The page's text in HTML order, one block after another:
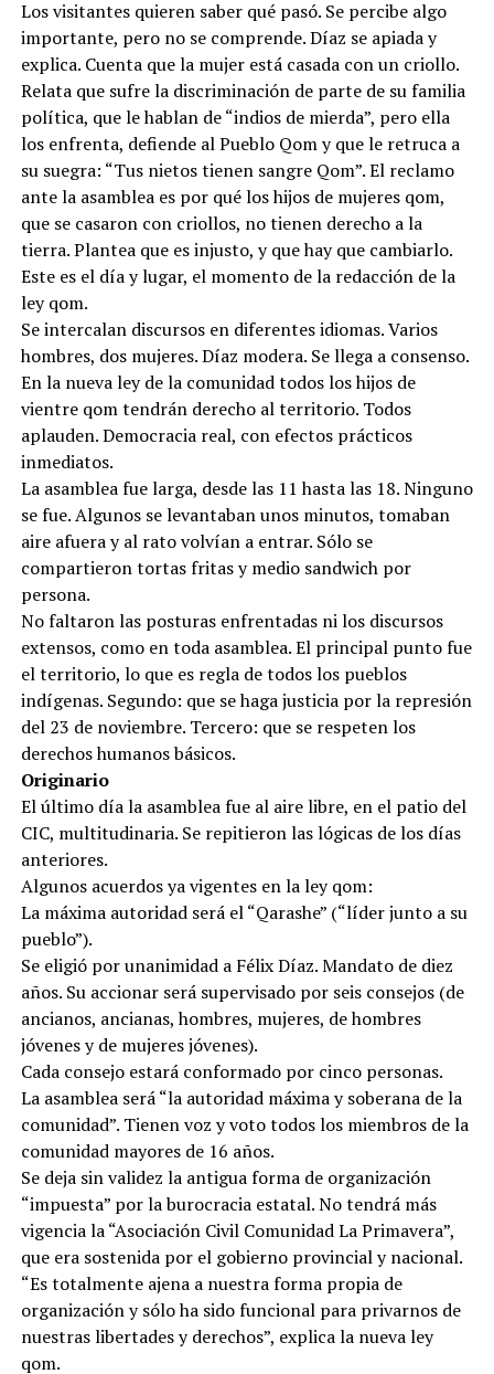
Los visitantes quieren saber qué pasó. Se percibe algo
importante, pero no se comprende. Díaz se apiada y
explica. Cuenta que la mujer está casada con un criollo.
Relata que sufre la discriminación de parte de su familia
política, que le hablan de “indios de mierda”, pero ella
los enfrenta, defiende al Pueblo Qom y que le retruca a
su suegra: “Tus nietos tienen sangre Qom”. El reclamo
ante la asamblea es por qué los hijos de mujeres qom,
que se casaron con criollos, no tienen derecho a la
tierra. Plantea que es injusto, y que hay que cambiarlo.
Este es el día y lugar, el momento de la redacción de la
ley qom.
Se intercalan discursos en diferentes idiomas. Varios
hombres, dos mujeres. Díaz modera. Se llega a consenso.
En la nueva ley de la comunidad todos los hijos de
vientre qom tendrán derecho al territorio. Todos
aplauden. Democracia real, con efectos prácticos
inmediatos.
La asamblea fue larga, desde las 11 hasta las 18. Ninguno
se fue. Algunos se levantaban unos minutos, tomaban
aire afuera y al rato volvían a entrar. Sólo se
compartieron tortas fritas y medio sandwich por
persona.
No faltaron las posturas enfrentadas ni los discursos
extensos, como en toda asamblea. El principal punto fue
el territorio, lo que es regla de todos los pueblos
indígenas. Segundo: que se haga justicia por la represión
del 23 de noviembre. Tercero: que se respeten los
derechos humanos básicos.
Originario
El último día la asamblea fue al aire libre, en el patio del
CIC, multitudinaria. Se repitieron las lógicas de los días
anteriores.
Algunos acuerdos ya vigentes en la ley qom:
La máxima autoridad será el “Qarashe” (“líder junto a su
pueblo”).
Se eligió por unanimidad a Félix Díaz. Mandato de diez
años. Su accionar será supervisado por seis consejos (de
ancianos, ancianas, hombres, mujeres, de hombres
jóvenes y de mujeres jóvenes).
Cada consejo estará conformado por cinco personas.
La asamblea será “la autoridad máxima y soberana de la
comunidad”. Tienen voz y voto todos los miembros de la
comunidad mayores de 16 años.
Se deja sin validez la antigua forma de organización
“impuesta” por la burocracia estatal. No tendrá más
vigencia la “Asociación Civil Comunidad La Primavera”,
que era sostenida por el gobierno provincial y nacional.
“Es totalmente ajena a nuestra forma propia de
organización y sólo ha sido funcional para privarnos de
nuestras libertades y derechos”, explica la nueva ley
qom.